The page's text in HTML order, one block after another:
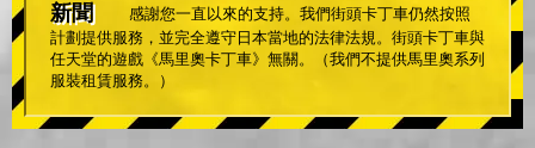
新聞
感謝您一直以來的支持。我們街頭卡丁車仍然按照
計劃提供服務，並完全遵守日本當地的法律法規。街頭卡丁車與
任天堂的遊戲《馬里奧卡丁車》無關。（我們不提供馬里奧系列
服裝租賃服務。）